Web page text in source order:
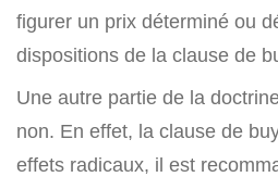
figurer un prix déterminé ou
dispositions de la clause de
Une autre partie de la
non. En effet, la clause de
effets radicaux, il est